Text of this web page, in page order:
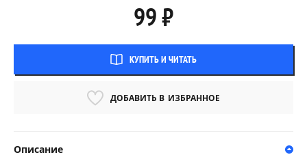
99 ₽
КУПИТЬ И ЧИТАТЬ
ДОБАВИТЬ В ИЗБРАННОЕ
Описание